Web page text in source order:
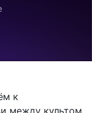
к
между культом